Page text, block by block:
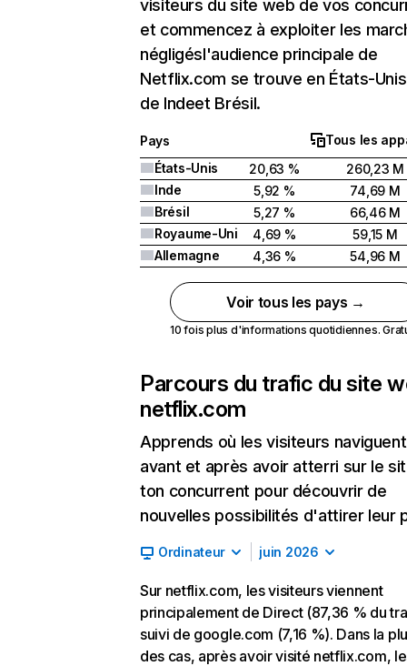
visiteurs du site web de vos
et commencez à exploiter les
négligésl'audience principale de
Netflix.com se trouve en États-
de Indeet Brésil.
Pays
Tous les
États-Unis
20,63 %
260,23 M
Inde
5,92 %
74,69 M
Brésil
5,27 %
66,46 M
Royaume-Uni
4,69 %
59,15 M
Allemagne
4,36 % 54,96 M
Voir tous les pays →
10 fois plus d'informations quotidiennes.
Parcours du trafic du site
netflix.com
Apprends où les visiteurs naviguent
avant et après avoir atterri sur le
ton concurrent pour découvrir de
nouvelles possibilités d'attirer leur
Ordinateur juin 2026
Sur netflix.com, les visiteurs viennent
principalement de Direct (87,36 % du
suivi de google.com (7,16 %). Dans la
des cas, après avoir visité netflix.com,